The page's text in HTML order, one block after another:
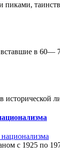
пиками,
в 60—
исторической
с 1925 по